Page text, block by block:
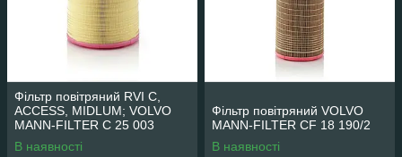
Фільтр повітряний RVI C,
ACCESS, MIDLUM; VOLVO
MANN-FILTER C 25 003
В наявності
Фільтр повітряний VOLVO
MANN-FILTER CF 18 190/2
В наявності